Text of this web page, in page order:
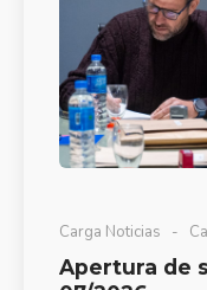
Carga Noticias
Apertura de